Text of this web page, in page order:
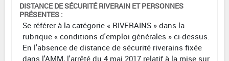
DISTANCE DE SÉCURITÉ RIVERAIN ET PERSONNES
PRÉSENTES :
Se référer à la catégorie « RIVERAINS » dans la
rubrique « conditions d'emploi générales » ci-dessus.
En l'absence de distance de sécurité riverains fixée
dans l'AMM, l'arrêté du 4 mai 2017 relatif à la mise sur